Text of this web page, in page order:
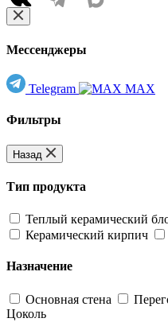
Мессенджеры
Telegram MAX
Фильтры
Назад
Тип продукта
Теплый керамический
Керамический кирпич
Назначение
Основная стена
Цоколь